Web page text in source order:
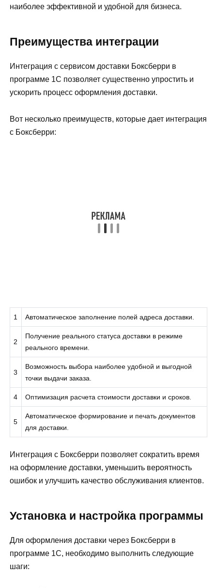
наиболее эффективной и удобной для бизнеса.
Преимущества интеграции
Интеграция с сервисом доставки Боксберри в
программе 1С позволяет существенно упростить и
ускорить процесс оформления доставки.
Вот несколько преимуществ, которые дает интеграция
с Боксберри:
1 Автоматическое заполнение полей адреса доставки.
2
Получение реального статуса доставки в режиме
реального времени.
3
Возможность выбора наиболее удобной и выгодной
точки выдачи заказа.
4 Оптимизация расчета стоимости доставки и сроков.
5
Автоматическое формирование и печать документов
для доставки.
Интеграция с Боксберри позволяет сократить время
на оформление доставки, уменьшить вероятность
ошибок и улучшить качество обслуживания клиентов.
Установка и настройка программы
Для оформления доставки через Боксберри в
программе 1С, необходимо выполнить следующие
шаги: